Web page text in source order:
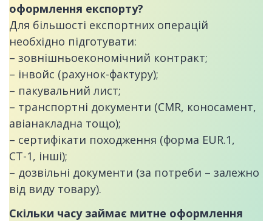
оформлення експорту?
Для більшості експортних операцій
необхідно підготувати:
– зовнішньоекономічний контракт;
– інвойс (рахунок-фактуру);
– пакувальний лист;
– транспортні документи (CMR, коносамент,
авіанакладна тощо);
– сертифікати походження (форма EUR.1,
СТ-1, інші);
– дозвільні документи (за потреби – залежно
від виду товару).
Скільки часу займає митне оформлення